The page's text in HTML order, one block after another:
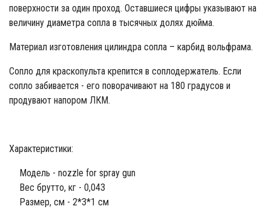
поверхности за один проход. Оставшиеся цифры указывают на
величину диаметра сопла в тысячных долях дюйма.
Материал изготовления цилиндра сопла – карбид вольфрама.
Сопло для краскопульта крепится в соплодержатель. Если
сопло забивается - его поворачивают на 180 градусов и
продувают напором ЛКМ.
Характеристики:
Модель - nozzle for spray gun
Вес брутто, кг - 0,043
Размер, см - 2*3*1 см